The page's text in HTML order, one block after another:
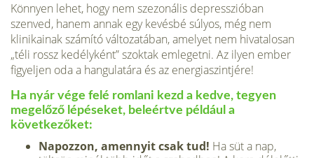
Könnyen lehet, hogy nem szezonális depresszióban
szenved, hanem annak egy kevésbé súlyos, még nem
klinikainak számító változatában, amelyet nem hivatalosan
„téli rossz kedélyként” szoktak emlegetni. Az ilyen ember
figyeljen oda a hangulatára és az energiaszintjére!
Ha nyár vége felé romlani kezd a kedve, tegyen
megelőző lépéseket, bele­értve például a
következőket:
Napozzon, amennyit csak tud! Ha süt a nap,